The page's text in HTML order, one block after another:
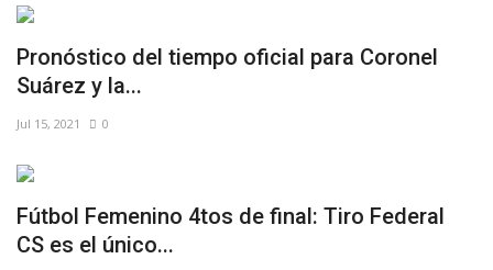
Pronóstico del tiempo oficial para Coronel
Suárez y la...
Jul 15, 2021 0
Fútbol Femenino 4tos de final: Tiro Federal
CS es el único...